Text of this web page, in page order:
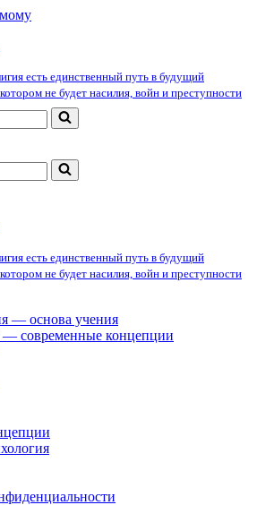
есть единственный путь в будущий
не будет насилия, войн и преступности
есть единственный путь в будущий
не будет насилия, войн и преступности
— основа учения
современные концепции